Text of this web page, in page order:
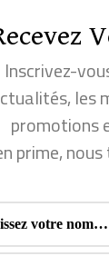
sur
la
page
du
produit
Inscrivez-
les
promotions
prime,